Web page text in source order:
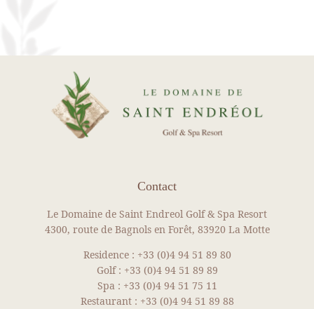
Contact
Le Domaine de Saint Endreol Golf & Spa Resort
4300, route de Bagnols en Forêt, 83920 La Motte
Residence : +33 (0)4 94 51 89 80
Golf : +33 (0)4 94 51 89 89
Spa : +33 (0)4 94 51 75 11
Restaurant : +33 (0)4 94 51 89 88